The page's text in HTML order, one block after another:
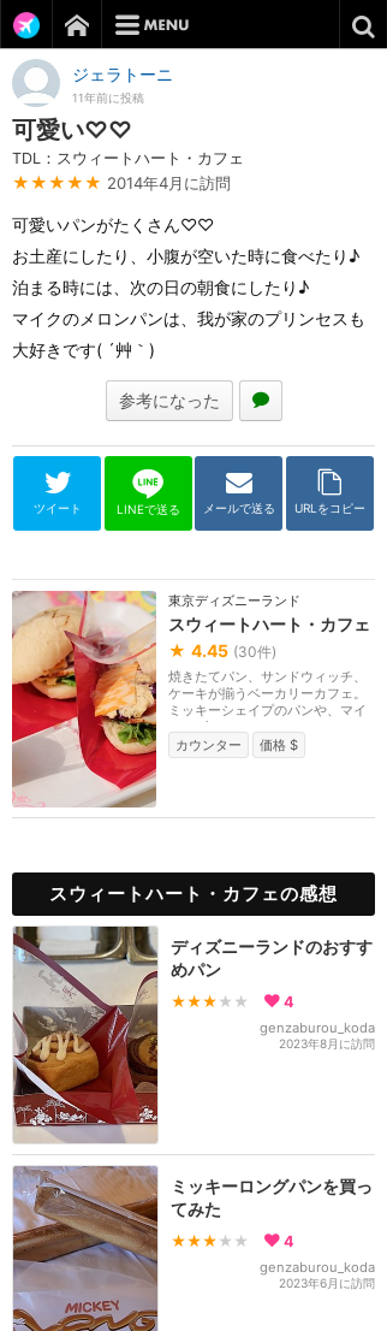
ジェラトーニ
11年前に投稿
可愛い♡♡
TDL：スウィートハート・カフェ
★★★★★ 2014年4月に訪問
可愛いパンがたくさん♡♡
お土産にしたり、小腹が空いた時に食べたり♪
泊まる時には、次の日の朝食にしたり♪
マイクのメロンパンは、我が家のプリンセスも
大好きです( ´艸｀)
参考になった
ツイート LINEで送る メールで送る URLをコピー
東京ディズニーランド
スウィートハート・カフェ
★ 4.45 (30件)
焼きたてパン、サンドウィッチ、
ケーキが揃うベーカリーカフェ。
ミッキーシェイプのパンや、マイ
クワゾウスキーの...
カウンター
価格 $
スウィートハート・カフェの感想
ディズニーランドのおすす
めパン
★★★ ★★ 4
genzaburou_koda
2023年8月に訪問
ミッキーロングパンを買っ
てみた
★★★ ★★ 4
genzaburou_koda
2023年6月に訪問